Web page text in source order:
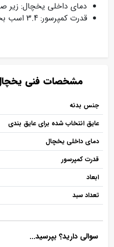
دمای داخلی یخچال: زیر
قدرت کمپرسور: 3.4 اسب بخار
مشخصات فنی یخچال
جنس بدنه
عایق انتخاب شده برای عایق بندی
دمای داخلی یخچال
قدرت کمپرسور
ابعاد
تعداد سبد
سوالی دارید؟ بپرسید...